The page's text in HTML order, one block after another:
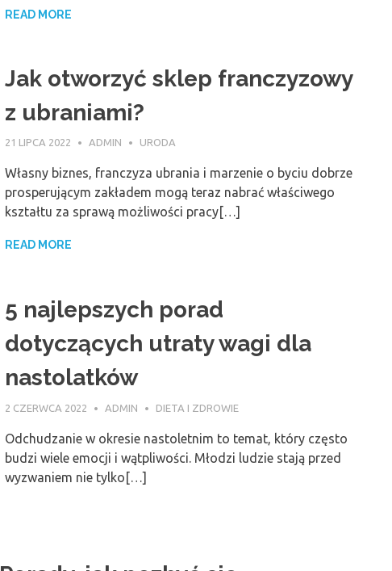
READ MORE
Jak otworzyć sklep franczyzowy
z ubraniami?
21 LIPCA 2022 ADMIN URODA
Własny biznes, franczyza ubrania i marzenie o byciu dobrze
prosperującym zakładem mogą teraz nabrać właściwego
kształtu za sprawą możliwości pracy[…]
READ MORE
5 najlepszych porad
dotyczących utraty wagi dla
nastolatków
2 CZERWCA 2022 ADMIN DIETA I ZDROWIE
Odchudzanie w okresie nastoletnim to temat, który często
budzi wiele emocji i wątpliwości. Młodzi ludzie stają przed
wyzwaniem nie tylko[…]